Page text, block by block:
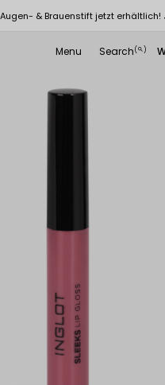
& Brauenstift jetzt erhältlich!
Menu Search(
search )